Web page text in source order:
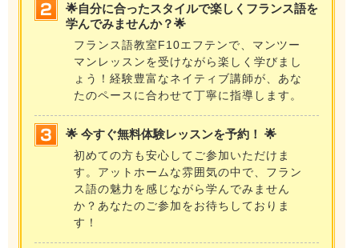
🌟自分に合ったスタイルで楽しくフランス語を
学んでみませんか？🌟
フランス語教室F10エフテンで、マンツー
マンレッスンを受けながら楽しく学びまし
ょう！経験豊富なネイティブ講師が、あな
たのペースに合わせて丁寧に指導します。
🌟 今すぐ無料体験レッスンを予約！ 🌟
初めての方も安心してご参加いただけま
す。アットホームな雰囲気の中で、フラン
ス語の魅力を感じながら学んでみません
か？あなたのご参加をお待ちしておりま
す！